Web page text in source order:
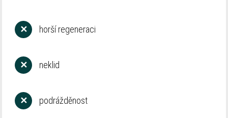
✕ horší regeneraci
✕ neklid
✕ podrážděnost